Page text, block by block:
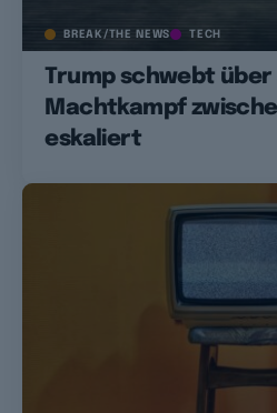
BREAK/THE NEWS TECH
Trump schwebt über
Machtkampf
eskaliert